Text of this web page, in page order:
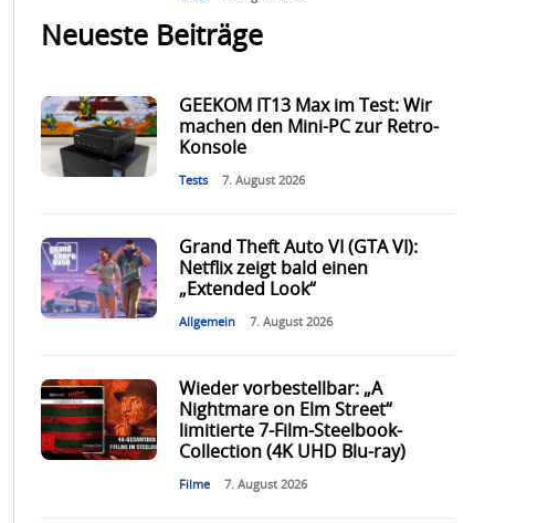
Neueste Beiträge
GEEKOM IT13 Max im Test: Wir
machen den Mini-PC zur Retro-
Konsole
Tests 7. August 2026
Grand Theft Auto VI (GTA VI):
Netflix zeigt bald einen
„Extended Look“
Allgemein 7. August 2026
Wieder vorbestellbar: „A
Nightmare on Elm Street“
limitierte 7-Film-Steelbook-
Collection (4K UHD Blu-ray)
Filme 7. August 2026